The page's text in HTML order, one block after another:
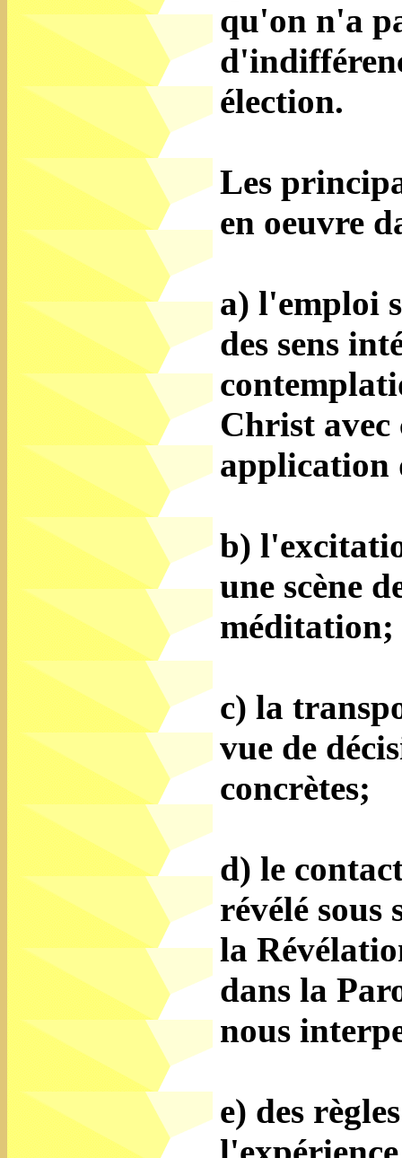
qu'on n'a
élection.
Les
en oeuvre
a) l'emploi
des sens
Christ
application
b)
une scène
méditation;
c) la
vue de
concrètes;
d) le
révélé sous
la
dans la
nous
e) des